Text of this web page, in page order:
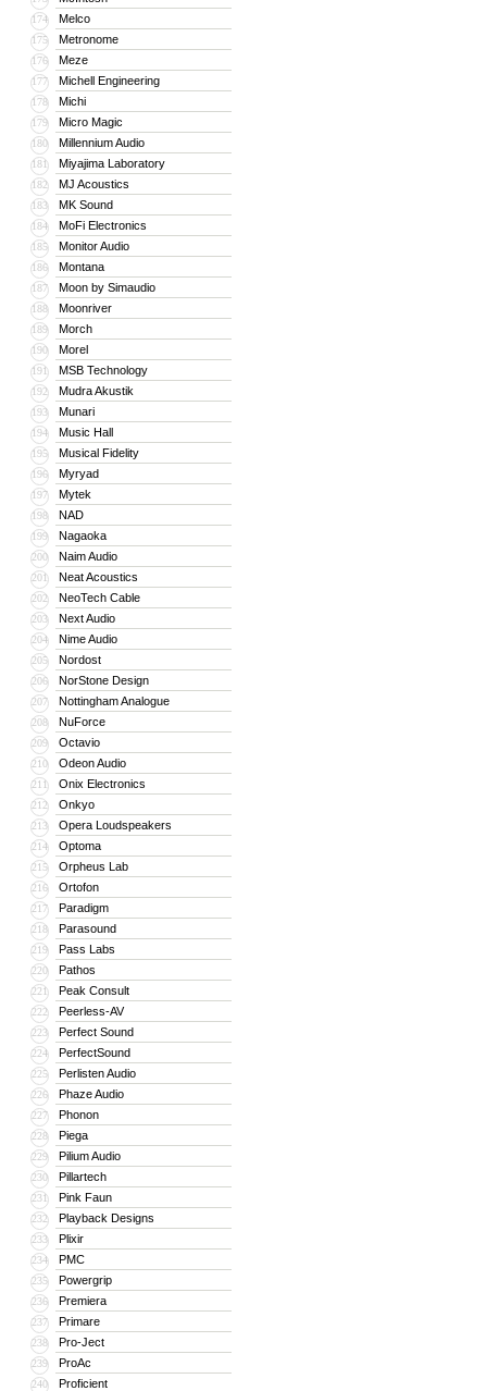
174 Melco
175 Metronome
176 Meze
177 Michell Engineering
178 Michi
179 Micro Magic
180 Millennium Audio
181 Miyajima Laboratory
182 MJ Acoustics
183 MK Sound
184 MoFi Electronics
185 Monitor Audio
186 Montana
187 Moon by Simaudio
188 Moonriver
189 Morch
190 Morel
191 MSB Technology
192 Mudra Akustik
193 Munari
194 Music Hall
195 Musical Fidelity
196 Myryad
197 Mytek
198 NAD
199 Nagaoka
200 Naim Audio
201 Neat Acoustics
202 NeoTech Cable
203 Next Audio
204 Nime Audio
205 Nordost
206 NorStone Design
207 Nottingham Analogue
208 NuForce
209 Octavio
210 Odeon Audio
211 Onix Electronics
212 Onkyo
213 Opera Loudspeakers
214 Optoma
215 Orpheus Lab
216 Ortofon
217 Paradigm
218 Parasound
219 Pass Labs
220 Pathos
221 Peak Consult
222 Peerless-AV
223 Perfect Sound
224 PerfectSound
225 Perlisten Audio
226 Phaze Audio
227 Phonon
228 Piega
229 Pilium Audio
230 Pillartech
231 Pink Faun
232 Playback Designs
233 Plixir
234 PMC
235 Powergrip
236 Premiera
237 Primare
238 Pro-Ject
239 ProAc
240 Proficient